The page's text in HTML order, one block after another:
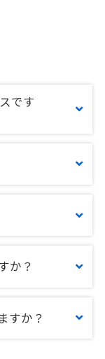
です
か？
すか？